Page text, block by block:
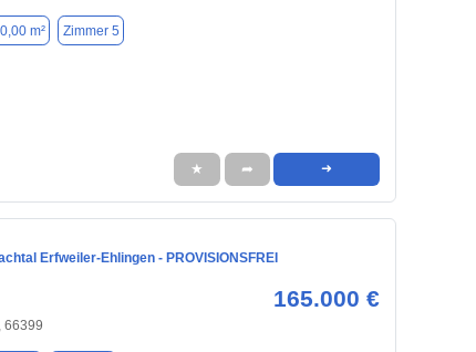
m² Zimmer 5
★ ➦ ➜
Erfweiler-Ehlingen - PROVISIONSFREI
165.000 €
66399